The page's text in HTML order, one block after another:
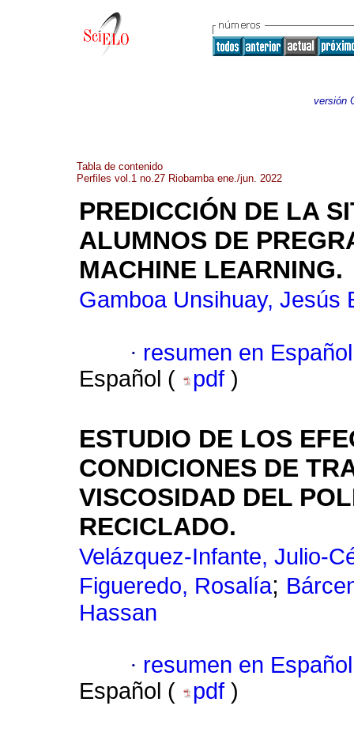
versión
Tabla de contenido
Perfiles vol.1 no.27 Riobamba ene./jun. 2022
PREDICCIÓN DE LA
ALUMNOS DE
MACHINE LEARNING.
Gamboa Unsihuay, Jesús
· resumen en Español
Español (
pdf )
ESTUDIO DE LOS
CONDICIONES DE
VISCOSIDAD DEL
RECICLADO.
Velázquez-Infante, Julio-
Figueredo, Rosalía;
Hassan
· resumen en Español
Español (
pdf )